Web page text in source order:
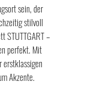
sein, der
stilvoll
STUTTGART –
perfekt. Mit
erstklassigen
Akzente.